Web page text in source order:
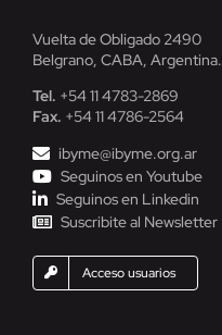
Vuelta de Obligado 2490
Belgrano, CABA, Argentina.
Tel. +54 11 4783-2869
Fax. +54 11 4786-2564
ibyme@ibyme.org.ar
Seguinos en Youtube
Seguinos en Linkedin
Suscribite al Newsletter
Acceso usuarios